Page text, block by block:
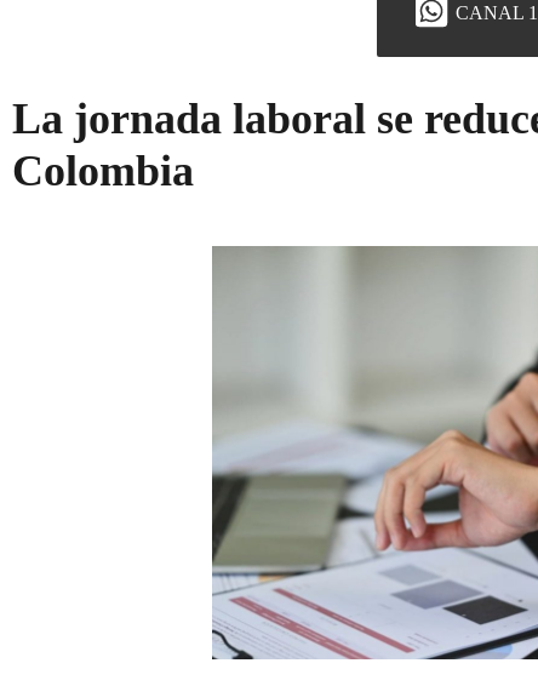
CANAL 1
La jornada laboral se
Colombia